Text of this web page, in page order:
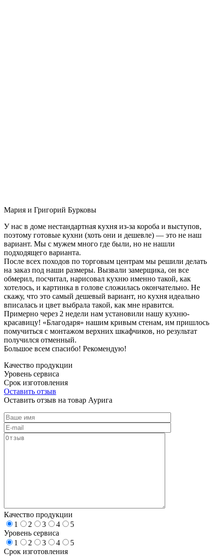
Мария и Григорий Бурковы
У нас в доме нестандартная кухня из-за короба и выступов,
поэтому готовые кухни (хоть они и дешевле) — это не наш
вариант. Мы с мужем много где были, но не нашли
подходящего варианта.
После всех походов по торговым центрам мы решили делать
на заказ под наши размеры. Вызвали замерщика, он все
обмерил, посчитал, нарисовал кухню именно такой, как
хотелось, и картинка в голове сложилась окончательно. Не
скажу, что это самый дешевый вариант, но кухня идеально
вписалась и цвет выбрала такой, как мне нравится.
Примерно через 2 недели нам установили нашу кухню-
красавицу! «Благодаря» нашим кривым стенам, им пришлось
помучиться с монтажом верхних шкафчиков, но результат
получился отменный.
Большое всем спасибо! Рекомендую!
Качество продукции
Уровень сервиса
Срок изготовления
Оставить отзыв
Оставить отзыв на товар Аурига
Качество продукции
1
2 3 4
5
Уровень сервиса
1
2 3 4
5
Срок изготовления